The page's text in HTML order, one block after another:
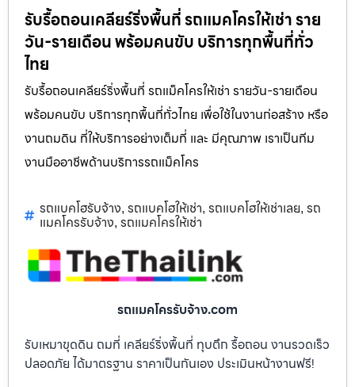
รับรื้อถอนเคลียร์ริ่งพื้นที่ รถแมคโครให้เช่า ราย
วัน-รายเดือน พร้อมคนขับ บริการทุกพื้นที่ทั่ว
ไทย
รับรื้อถอนเคลียร์ริ่งพื้นที่ รถแม็คโครให้เช่า รายวัน-รายเดือน
พร้อมคนขับ บริการทุกพื้นที่ทั่วไทย เพื่อใช้ในงานก่อสร้าง หรือ
งานถมดิน ที่ให้บริการอย่างเต็มที่ และ มีคุณภาพ เราเป็นทีม
งานมืออาชีพด้านบริการรถแม็คโคร
รถแบคโฮรับจ้าง, รถแบคโฮให้เช่า, รถแบคโฮให้เช่าเลย, รถ
แมคโครรับจ้าง, รถแมคโครให้เช่า
รถแมคโครรับจ้าง.com
รับเหมาขุดดิน ถมที่ เคลียร์ริ่งพื้นที่ ทุบตึก รื้อถอน งานรวดเร็ว
ปลอดภัย ได้มาตรฐาน ราคาเป็นกันเอง ประเมินหน้างานฟรี!